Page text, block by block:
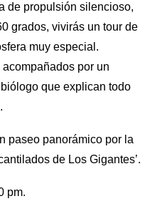
de propulsión silencioso,
grados, vivirás un tour de
muy especial.
por un
que explican todo
paseo panorámico por la
de Los Gigantes’.
pm.